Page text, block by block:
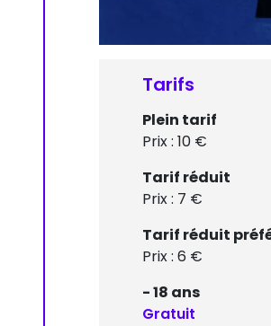
Tarifs
Plein tarif
Prix : 10 €
Tarif réduit
Prix : 7 €
Tarif réduit
Prix : 6 €
- 18 ans
Gratuit